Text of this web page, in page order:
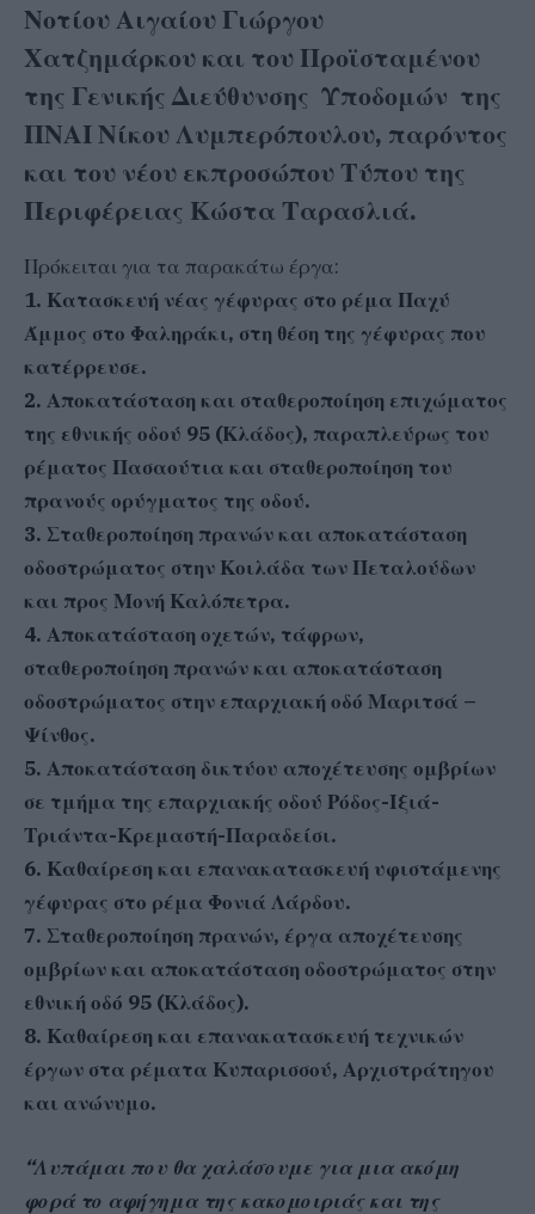
Νοτίου Αιγαίου Γιώργου
Χατζημάρκου και του Προϊσταμένου
της Γενικής Διεύθυνσης Υποδομών της
ΠΝΑΙ Νίκου Λυμπερόπουλου, παρόντος
και του νέου εκπροσώπου Τύπου της
Περιφέρειας Κώστα Ταρασλιά.
Πρόκειται για τα παρακάτω έργα:
1. Κατασκευή νέας γέφυρας στο ρέμα Παχύ
Άμμος στο Φαληράκι, στη θέση της γέφυρας που
κατέρρευσε.
2. Αποκατάσταση και σταθεροποίηση επιχώματος
της εθνικής οδού 95 (Κλάδος), παραπλεύρως του
ρέματος Πασαούτια και σταθεροποίηση του
πρανούς ορύγματος της οδού.
3. Σταθεροποίηση πρανών και αποκατάσταση
οδοστρώματος στην Κοιλάδα των Πεταλούδων
και προς Μονή Καλόπετρα.
4. Αποκατάσταση οχετών, τάφρων,
σταθεροποίηση πρανών και αποκατάσταση
οδοστρώματος στην επαρχιακή οδό Μαριτσά –
Ψίνθος.
5. Αποκατάσταση δικτύου αποχέτευσης ομβρίων
σε τμήμα της επαρχιακής οδού Ρόδος-Ιξιά-
Τριάντα-Κρεμαστή-Παραδείσι.
6. Καθαίρεση και επανακατασκευή υφιστάμενης
γέφυρας στο ρέμα Φονιά Λάρδου.
7. Σταθεροποίηση πρανών, έργα αποχέτευσης
ομβρίων και αποκατάσταση οδοστρώματος στην
εθνική οδό 95 (Κλάδος).
8. Καθαίρεση και επανακατασκευή τεχνικών
έργων στα ρέματα Κυπαρισσού, Αρχιστράτηγου
και ανώνυμο.
“Λυπάμαι που θα χαλάσουμε για μια ακόμη
φορά το αφήγημα της κακομοιριάς και της